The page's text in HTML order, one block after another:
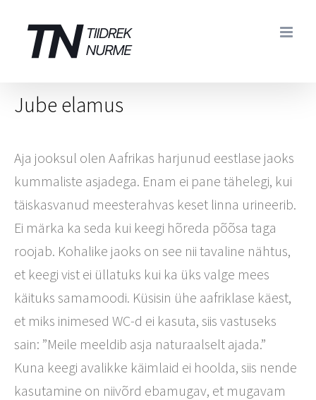
content
Jube elamus
Aja jooksul olen Aafrikas harjunud eestlase jaoks
kummaliste asjadega. Enam ei pane tähelegi, kui
täiskasvanud meesterahvas keset linna urineerib.
Ei märka ka seda kui keegi hõreda põõsa taga
roojab. Kohalike jaoks on see nii tavaline nähtus,
et keegi vist ei üllatuks kui ka üks valge mees
käituks samamoodi. Küsisin ühe aafriklase käest,
et miks inimesed WC-d ei kasuta, siis vastuseks
sain: ”Meile meeldib asja naturaalselt ajada.”
Kuna keegi avalikke käimlaid ei hoolda, siis nende
kasutamine on niivõrd ebamugav, et mugavam